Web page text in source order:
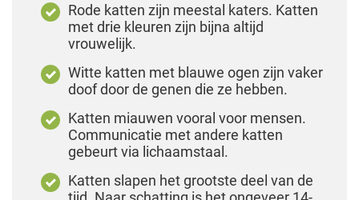
Rode katten zijn meestal katers. Katten
met drie kleuren zijn bijna altijd
vrouwelijk.
Witte katten met blauwe ogen zijn vaker
doof door de genen die ze hebben.
Katten miauwen vooral voor mensen.
Communicatie met andere katten
gebeurt via lichaamstaal.
Katten slapen het grootste deel van de